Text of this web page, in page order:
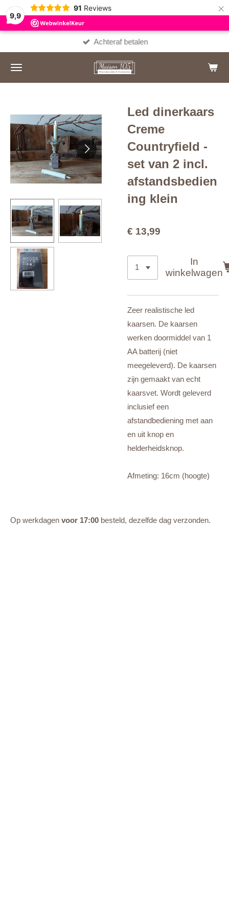
9,9
91 Reviews ×
Achteraf betalen
Led dinerkaars
Creme
Countryfield -
set van 2 incl.
afstandsbedien
ing klein
€ 13,99
In
winkelwagen
Zeer realistische led
kaarsen. De kaarsen
werken doormiddel van 1
AA batterij (niet
meegeleverd). De kaarsen
zijn gemaakt van echt
kaarsvet. Wordt geleverd
inclusief een
afstandbediening met aan
en uit knop en
helderheidsknop.
Afmeting: 16cm (hoogte)
Op werkdagen voor 17:00 besteld, dezelfde dag verzonden.